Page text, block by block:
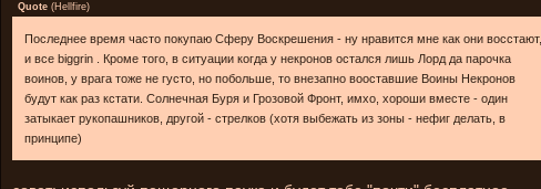
Quote (Hellfire)
Последнее время часто покупаю Сферу Воскрешения - ну нравится мне как они восстают,
и все biggrin . Кроме того, в ситуации когда у некронов остался лишь Лорд да парочка
воинов, у врага тоже не густо, но побольше, то внезапно вооставшие Воины Некронов
будут как раз кстати. Солнечная Буря и Грозовой Фронт, имхо, хороши вместе - один
затыкает рукопашников, другой - стрелков (хотя выбежать из зоны - нефиг делать, в
принципе)